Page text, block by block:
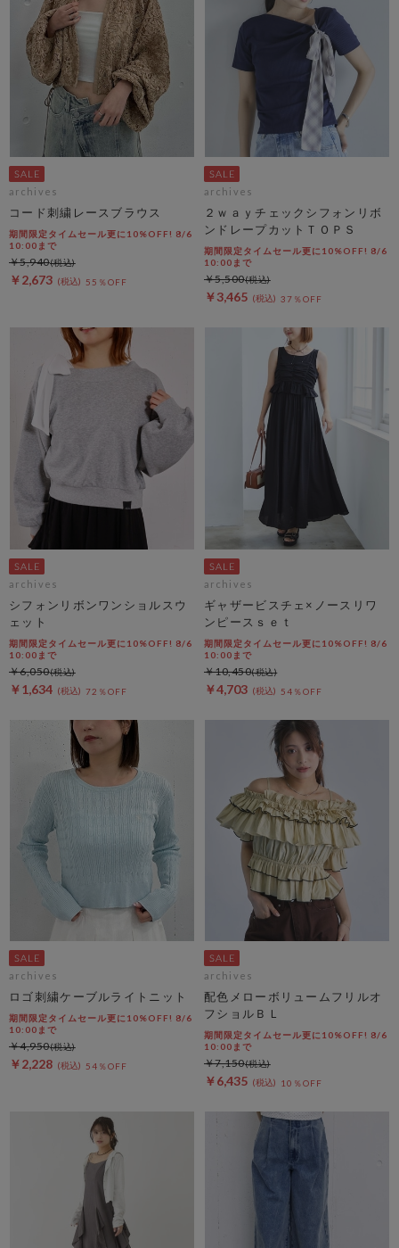
archives
コード刺繍レースブラウス
期間限定タイムセール更に10%OFF! 8/6
10:00まで
￥2,673 55％OFF
￥5,940
archives
２ｗａｙチェックシフォンリボ
ンドレープカットＴＯＰＳ
期間限定タイムセール更に10%OFF! 8/6
10:00まで
￥3,465 37％OFF
￥5,500
archives
シフォンリボンワンショルスウ
ェット
期間限定タイムセール更に10%OFF! 8/6
10:00まで
￥1,634 72％OFF
￥6,050
archives
ギャザービスチェ×ノースリワ
ンピースｓｅｔ
期間限定タイムセール更に10%OFF! 8/6
10:00まで
￥4,703 54％OFF
￥10,450
archives
ロゴ刺繍ケーブルライトニット
期間限定タイムセール更に10%OFF! 8/6
10:00まで
￥2,228 54％OFF
￥4,950
archives
配色メローボリュームフリルオ
フショルＢＬ
期間限定タイムセール更に10%OFF! 8/6
10:00まで
￥6,435 10％OFF
￥7,150